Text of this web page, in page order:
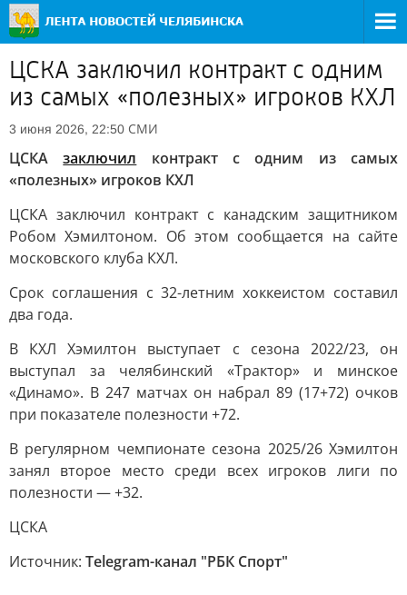
ЦСКА заключил контракт с одним
из самых «полезных» игроков КХЛ
3 июня 2026, 22:50 СМИ
ЦСКАзаключил контракт с одним из самых
«полезных» игроков КХЛ
ЦСКА заключил контракт с канадским защитником
Робом Хэмилтоном. Об этом сообщается на сайте
московского клуба КХЛ.
Срок соглашения с 32-летним хоккеистом составил
два года.
В КХЛ Хэмилтон выступает с сезона 2022/23, он
выступал за челябинский «Трактор» и минское
«Динамо». В 247 матчах он набрал 89 (17+72) очков
при показателе полезности +72.
В регулярном чемпионате сезона 2025/26 Хэмилтон
занял второе место среди всех игроков лиги по
полезности — +32.
ЦСКА
Источник: Telegram-канал "РБК Спорт"